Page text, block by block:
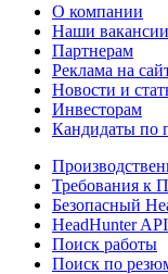
О компании
Наши вакансии
Партнерам
Реклама на
Новости и
Инвесторам
Кандидаты по
Требования к
Безопасный
HeadHunter API
Поиск работы
Поиск по